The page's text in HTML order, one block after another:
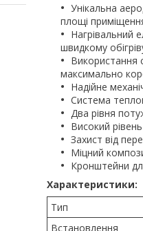
Унікальна
площі
Нагрівальний
швидкому
Використання
максимально
Надійне
Система
Два рівня
Високий
Захист від
Міцний
Кронштейни
Характеристики:
Тип
Встановлення